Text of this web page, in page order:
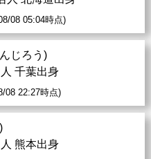
08 05:04時点)
じろう)
千葉出身
08 22:27時点)
熊本出身